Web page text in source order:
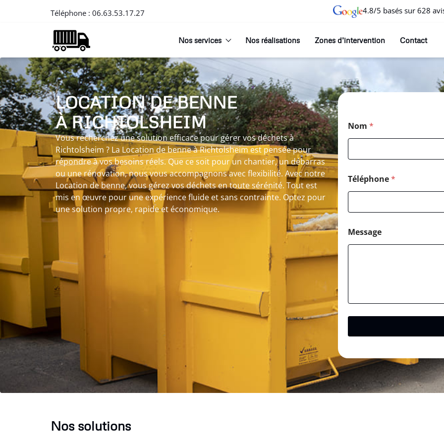
Téléphone : 06.63.53.17.27 4.8/5 basés sur 628
Nos services Nos réalisations Zones d’intervention Contact
LOCATION DE BENNE
À RICHTOLSHEIM
Vous recherchez une solution efficace pour gérer vos déchets à
Richtolsheim ? La Location de benne à Richtolsheim est pensée pour
répondre à vos besoins réels. Que ce soit pour un chantier, un débarras
ou une rénovation, nous vous accompagnons avec flexibilité. Avec notre
Location de benne, vous gérez vos déchets en toute sérénité. Tout est
mis en œuvre pour une expérience fluide et sans contrainte. Optez pour
une solution propre, rapide et économique.
Nom *
Téléphone*
Message
Nos solutions